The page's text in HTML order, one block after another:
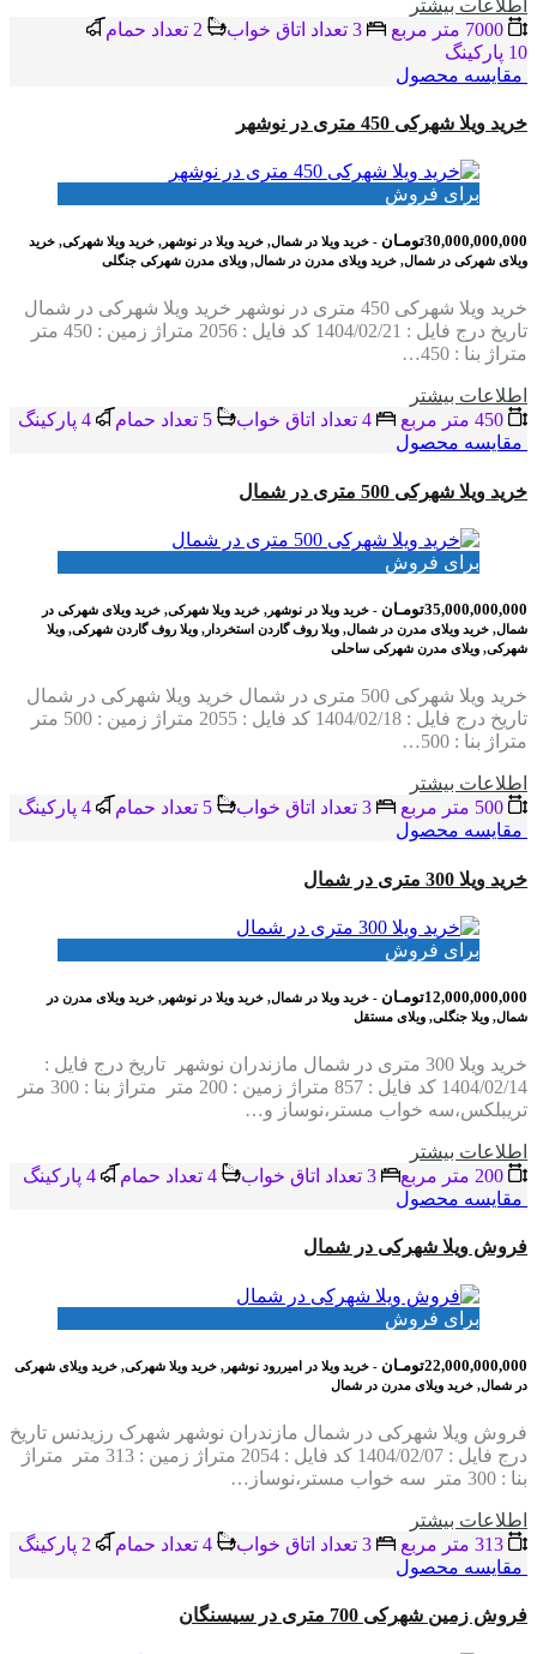
اطلاعات بيشتر
10 پاركينگ
مقایسه محصول
خرید ویلا شهرکی 450 متری در نوشهر
برای فروش
30,000,000,000تومـان
- خرید ویلا در شمال, خرید ویلا در نوشهر, خرید ویلا شهرکی, خرید
ویلای شهرکی در شمال, خرید ویلای مدرن در شمال, ویلای مدرن شهرکی جنگلی
خرید ویلا شهرکی 450 متری در نوشهر خرید ویلا شهرکی در شمال
تاریخ درج فایل : 1404/02/21 کد فایل : 2056 متراژ زمین : 450 متر
متراژ بنا : 450…
اطلاعات بيشتر
مقایسه محصول
خرید ویلا شهرکی 500 متری در شمال
برای فروش
35,000,000,000تومـان
- خرید ویلا در نوشهر, خرید ویلا شهرکی, خرید ویلای شهرکی در
شمال, خرید ویلای مدرن در شمال, ویلا روف گاردن استخردار, ویلا روف گاردن شهرکی, ویلا
شهرکی, ویلای مدرن شهرکی ساحلی
خرید ویلا شهرکی 500 متری در شمال خرید ویلا شهرکی در شمال
تاریخ درج فایل : 1404/02/18 کد فایل : 2055 متراژ زمین : 500 متر
متراژ بنا : 500…
اطلاعات بيشتر
مقایسه محصول
خرید ویلا 300 متری در شمال
برای فروش
12,000,000,000تومـان
- خرید ویلا در شمال, خرید ویلا در نوشهر, خرید ویلای مدرن در
شمال, ویلا جنگلی, ویلای مستقل
خرید ویلا 300 متری در شمال مازندران نوشهر تاریخ درج فایل :
1404/02/14 کد فایل : 857 متراژ زمین : 200 متر متراژ بنا : 300 متر
تریبلکس،سه خواب مستر،نوساز و…
اطلاعات بيشتر
مقایسه محصول
فروش ویلا شهرکی در شمال
برای فروش
22,000,000,000تومـان
- خرید ویلا در امیررود نوشهر, خرید ویلا شهرکی, خرید ویلای شهرکی
در شمال, خرید ویلای مدرن در شمال
فروش ویلا شهرکی در شمال مازندران نوشهر شهرک رزیدنس تاریخ
درج فایل : 1404/02/07 کد فایل : 2054 متراژ زمین : 313 متر متراژ
بنا : 300 متر سه خواب مستر،نوساز…
اطلاعات بيشتر
مقایسه محصول
فروش زمین شهرکی 700 متری در سیسنگان